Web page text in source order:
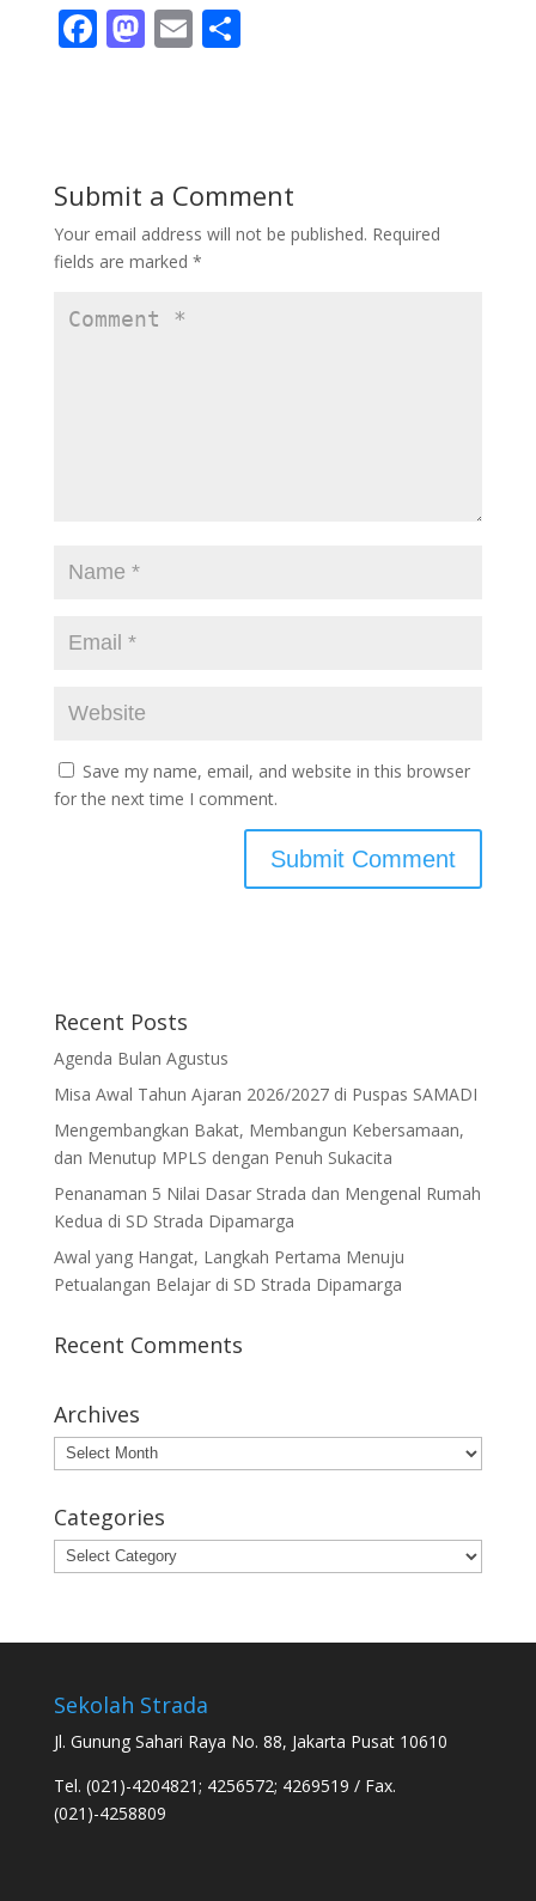
F
o
o
k
M
o
n
E S
Submit a Comment
Your email address will not be published. Required
fields are marked *
Save my name, email, and website in this browser
for the next time I comment.
Recent Posts
Agenda Bulan Agustus
Misa Awal Tahun Ajaran 2026/2027 di Puspas SAMADI
Mengembangkan Bakat, Membangun Kebersamaan,
dan Menutup MPLS dengan Penuh Sukacita
Penanaman 5 Nilai Dasar Strada dan Mengenal Rumah
Kedua di SD Strada Dipamarga
Awal yang Hangat, Langkah Pertama Menuju
Petualangan Belajar di SD Strada Dipamarga
Recent Comments
Archives
Archives
Categories
Categories
Sekolah Strada
Jl. Gunung Sahari Raya No. 88, Jakarta Pusat 10610
Tel. (021)-4204821; 4256572; 4269519 / Fax.
(021)-4258809